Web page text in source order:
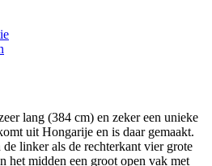
lang (384 cm) en zeker een unieke
uit Hongarije en is daar gemaakt.
linker als de rechterkant vier grote
het midden een groot open vak met